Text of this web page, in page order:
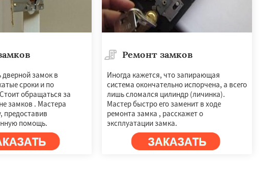
замок в
сроки и по
обращаться за
замков . Мастера
предоставив
помощь.
Ремонт замков
Иногда кажется, что запирающая
система окончательно испорчена, а всего
лишь сломался цилиндр (личинка).
Мастер быстро его заменит в ходе
ремонта замка , расскажет о
эксплуатации замка.
×